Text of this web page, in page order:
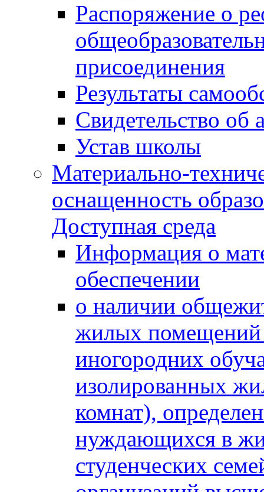
Распоряжение о
присоединения
Результаты
Свидетельство об
Устав школы
Материально-
оснащенность
Доступная среда
Информация о
обеспечении
о наличии
жилых помещений
иногородних
изолированных
комнат),
нуждающихся в
студенческих